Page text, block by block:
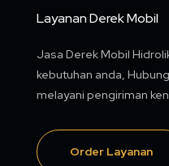
Layanan Derek Mobil
Jasa Derek Mobil
kebutuhan anda,
melayani pengiriman
Order Layanan